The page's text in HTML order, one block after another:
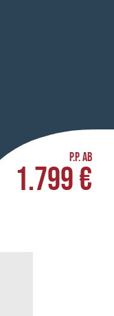
P.P. AB
1.799 €